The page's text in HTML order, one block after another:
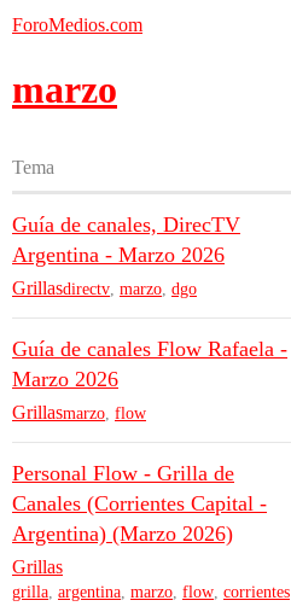
ForoMedios.com
marzo
Tema
Guía de canales, DirecTV
Argentina - Marzo 2026
Grillasdirectv marzo dgo
Guía de canales Flow Rafaela -
Marzo 2026
Grillasmarzo flow
Personal Flow - Grilla de
Canales (Corrientes Capital -
Argentina) (Marzo 2026)
Grillas
grilla, argentina, marzo, flow, corrientes